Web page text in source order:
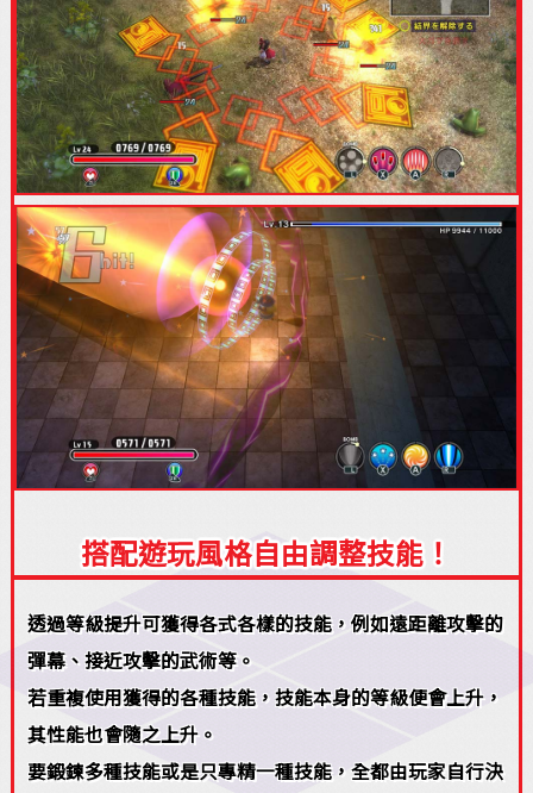
搭配遊玩風格自由調整技能！
透過等級提升可獲得各式各樣的技能，例如遠距離攻擊的
彈幕、接近攻擊的武術等。
若重複使用獲得的各種技能，技能本身的等級便會上升，
其性能也會隨之上升。
要鍛鍊多種技能或是只專精一種技能，全都由玩家自行決